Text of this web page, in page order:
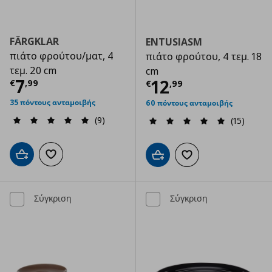
FÄRGKLAR
πιάτο φρούτου/ματ, 4
τεμ. 20 cm
€7,99
Τρέχουσα τιμή € 7,99
35 πόντους ανταμοιβής
(9)
Προσθήκη στο καλάθι
Προσθήκη στα αγαπημένα
ENTUSIASM
πιάτο φρούτου, 4 τεμ. 18
cm
€12,99
Τρέχουσα
60 πόντους ανταμοιβής
(15)
Προσθήκη στο καλάθι
Προσθήκη στα
Σύγκριση Σύγκριση